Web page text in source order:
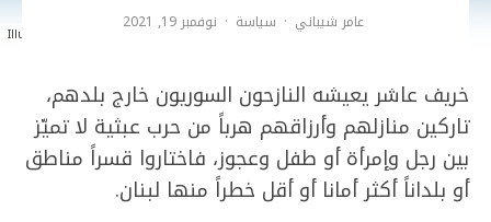
Illustration: Amal Ghamlooch
عامر شيباني · سياسة · نوفمبر 19, 2021
خريف عاشر يعيشه النازحون السوريون خارج بلدهم،
تاركين منازلهم وأرزاقهم هرباً من حرب عبثية لا تميّز
بين رجل وإمرأة أو طفل وعجوز، فاختاروا قسراً مناطق
أو بلداناً أكثر أمانا أو أقل خطراً منها لبنان.